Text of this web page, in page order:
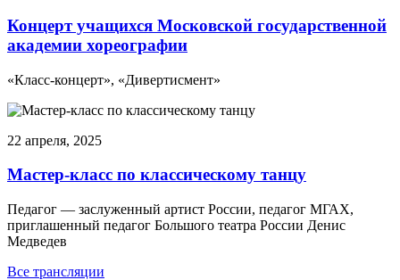
Концерт учащихся Московской государственной
академии хореографии
«Класс-концерт», «Дивертисмент»
22 апреля, 2025
Мастер-класс по классическому танцу
Педагог — заслуженный артист России, педагог МГАХ,
приглашенный педагог Большого театра России Денис
Медведев
Все трансляции